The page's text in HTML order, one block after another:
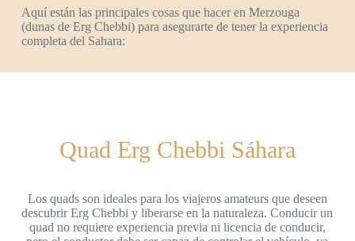
Aquí están las principales cosas que hacer en Merzouga
(dunas de Erg Chebbi) para asegurarte de tener la experiencia
completa del Sahara:
Quad Erg Chebbi Sáhara
Los quads son ideales para los viajeros amateurs que deseen
descubrir Erg Chebbi y liberarse en la naturaleza. Conducir un
quad no requiere experiencia previa ni licencia de conducir,